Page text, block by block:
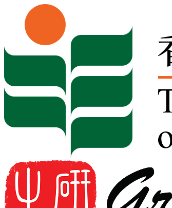
Skip to content